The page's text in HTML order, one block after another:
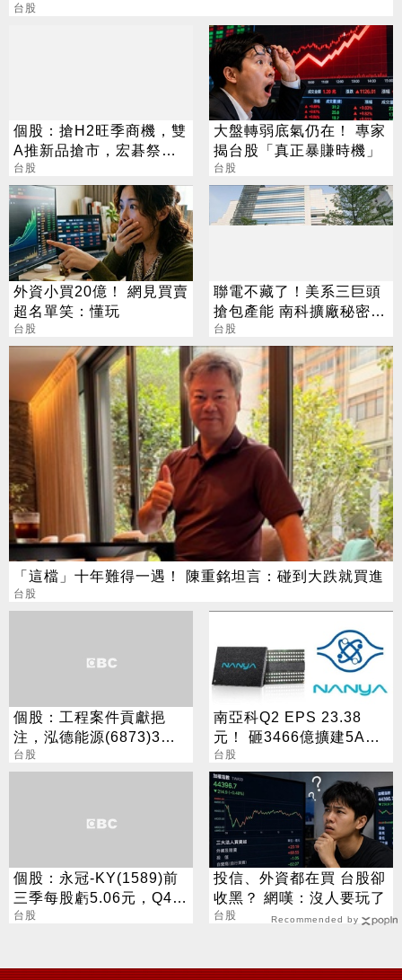
台股
個股：搶H2旺季商機，雙
A推新品搶市，宏碁祭出
可翻轉觸控NB，華碩推聯
名顯卡
台股
大盤轉弱底氣仍在！ 專家
揭台股「真正暴賺時機」
台股
外資小買20億！ 網見買賣
超名單笑：懂玩
台股
聯電不藏了！美系三巨頭
搶包產能 南科擴廠秘密曝
光
台股
「這檔」十年難得一遇！ 陳重銘坦言：碰到大跌就買進
台股
個股：工程案件貢獻挹
注，泓德能源(6873)3月
營收雙增
台股
南亞科Q2 EPS 23.38
元！ 砸3466億擴建5A新
廠 今年資本支出增至697
億
台股
個股：永冠-KY(1589)前
三季每股虧5.06元，Q4去
化庫存加速應收帳款回籠
台股
投信、外資都在買 台股卻
收黑？ 網嘆：沒人要玩了
台股 Recommended by